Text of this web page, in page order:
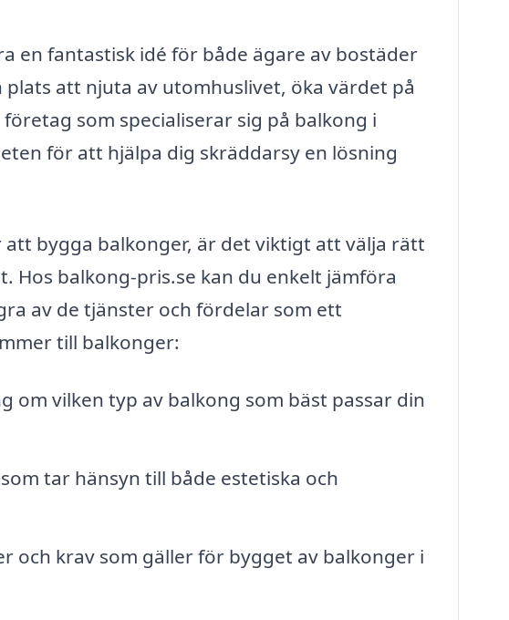
en fantastisk idé för både ägare av bostäder
att njuta av utomhuslivet, öka värdet på
som specialiserar sig på balkong i
för att hjälpa dig skräddarsy en lösning
bygga balkonger, är det viktigt att välja rätt
balkong-pris.se kan du enkelt jämföra
av de tjänster och fördelar som ett
till balkonger:
om vilken typ av balkong som bäst passar din
tar hänsyn till både estetiska och
och krav som gäller för bygget av balkonger i